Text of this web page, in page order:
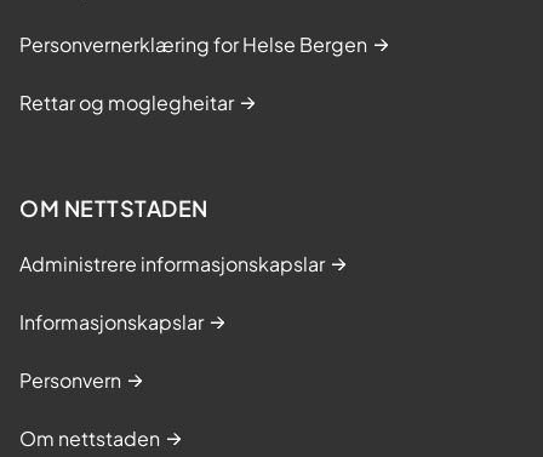
Personvernerklæring for Helse Bergen
Rettar og moglegheitar
OM NETTSTADEN
Administrere informasjonskapslar
Informasjonskapslar
Personvern
Om nettstaden